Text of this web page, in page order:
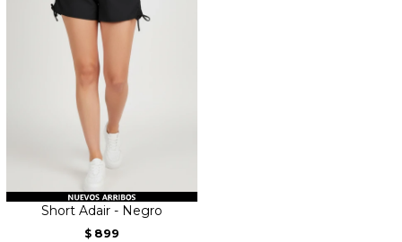
Short Adair - Negro
$ 899